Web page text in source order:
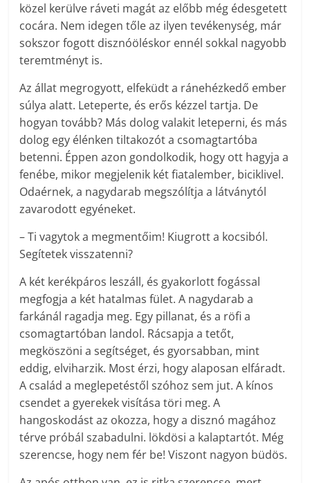
közel kerülve ráveti magát az előbb még édesgetett
cocára. Nem idegen tőle az ilyen tevékenység, már
sokszor fogott disznóöléskor ennél sokkal nagyobb
teremtményt is.
Az állat megrogyott, elfeküdt a ránehézkedő ember
súlya alatt. Leteperte, és erős kézzel tartja. De
hogyan tovább? Más dolog valakit leteperni, és más
dolog egy élénken tiltakozót a csomagtartóba
betenni. Éppen azon gondolkodik, hogy ott hagyja a
fenébe, mikor megjelenik két fiatalember, biciklivel.
Odaérnek, a nagydarab megszólítja a látványtól
zavarodott egyéneket.
– Ti vagytok a megmentőim! Kiugrott a kocsiból.
Segítetek visszatenni?
A két kerékpáros leszáll, és gyakorlott fogással
megfogja a két hatalmas fület. A nagydarab a
farkánál ragadja meg. Egy pillanat, és a röfi a
csomagtartóban landol. Rácsapja a tetőt,
megköszöni a segítséget, és gyorsabban, mint
eddig, elviharzik. Most érzi, hogy alaposan elfáradt.
A család a meglepetéstől szóhoz sem jut. A kínos
csendet a gyerekek visítása töri meg. A
hangoskodást az okozza, hogy a disznó magához
térve próbál szabadulni. lökdösi a kalaptartót. Még
szerencse, hogy nem fér be! Viszont nagyon büdös.